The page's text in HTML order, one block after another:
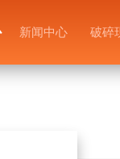
新闻中心 破碎